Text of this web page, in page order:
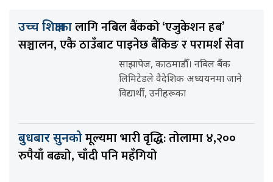
उच्च शिक्षाकालागि नबिल बैंकको ‘एजुकेशन हब’
सञ्चालन, एकै ठाउँबाट पाइनेछ बैंकिङ र परामर्श सेवा
साझापेज, काठमाडौँ। नबिल बैंक
लिमिटेडले वैदेशिक अध्ययनमा जाने
विद्यार्थी, उनीहरूका
बुधबार सुनकोमूल्यमा भारी वृद्धि: तोलामा ४,२००
रुपैयाँ बढ्यो, चाँदी पनि महँगियो